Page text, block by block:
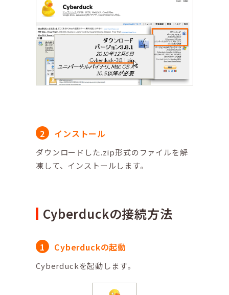
インストール
ダウンロードした.zip形式のファイルを解
凍して、インストールします。
Cyberduckの接続方法
Cyberduckの起動
Cyberduckを起動します。